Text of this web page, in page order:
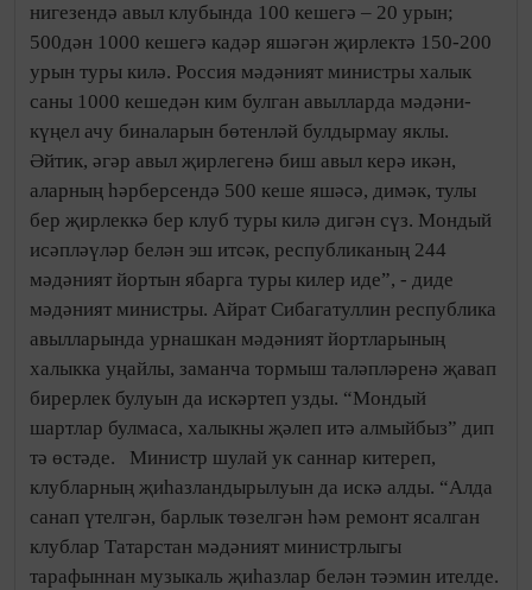
нигезендә авыл клубында 100 кешегә – 20 урын;
500дән 1000 кешегә кадәр яшәгән җирлектә 150-200
урын туры килә. Россия мәдәният министры халык
саны 1000 кешедән ким булган авылларда мәдәни-
күңел ачу биналарын бөтенләй булдырмау яклы.
Әйтик, әгәр авыл җирлегенә биш авыл керә икән,
аларның һәрберсендә 500 кеше яшәсә, димәк, тулы
бер җирлеккә бер клуб туры килә дигән сүз. Мондый
исәпләүләр белән эш итсәк, республиканың 244
мәдәният йортын ябарга туры килер иде”, - диде
мәдәният министры. Айрат Сибагатуллин республика
авылларында урнашкан мәдәният йортларының
халыкка уңайлы, заманча тормыш таләпләренә җавап
бирерлек булуын да искәртеп узды. “Мондый
шартлар булмаса, халыкны җәлеп итә алмыйбыз” дип
тә өстәде. Министр шулай ук саннар китереп,
клубларның җиһазландырылуын да искә алды. “Алда
санап үтелгән, барлык төзелгән һәм ремонт ясалган
клублар Татарстан мәдәният министрлыгы
тарафыннан музыкаль җиһазлар белән тәэмин ителде.